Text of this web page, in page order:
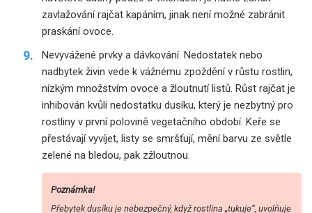
zavlažování rajčat kapáním, jinak není možné zabránit
praskání ovoce.
Nevyvážené prvky a dávkování. Nedostatek nebo
nadbytek živin vede k vážnému zpoždění v růstu rostlin,
nízkým množstvím ovoce a žloutnutí listů. Růst rajčat je
inhibován kvůli nedostatku dusíku, který je nezbytný pro
rostliny v první polovině vegetačního období. Keře se
přestávají vyvíjet, listy se smršťují, mění barvu ze světle
zelené na bledou, pak zžloutnou.
Poznámka!
Přebytek dusíku je nebezpečný, když rostlina „tukuje“, uvolňuje